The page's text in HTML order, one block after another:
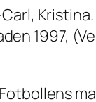
Kristina.
1997,
Fotbollens